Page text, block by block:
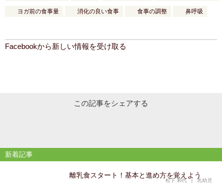
ヨガ前の食事量 消化の良い食事 食事の調整 鼻呼吸
Facebookから新しい情報を受け取る
この記事をシェアする
新着記事
離乳食スタート！基本と進め方を覚えよう
松下 和代 | 乳幼児